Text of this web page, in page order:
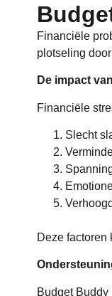
Financiële
plotseling
De impact
Financiële
Slecht
Deze factoren
Budget